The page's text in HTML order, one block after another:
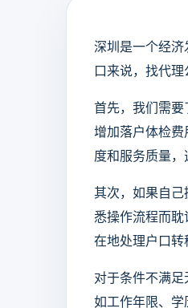
深圳是一个经济
口来说，找代
首先，我们需
增加落户体检
度和服务质量，
其次，如果自
悉操作流程而
在地处理户口转
对于条件不满足
如工作年限、